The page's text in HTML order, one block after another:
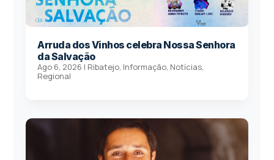
Arruda dos Vinhos celebra Nossa Senhora
da Salvação
Ago 6, 2026 | Ribatejo, Informação, Notícias,
Regional